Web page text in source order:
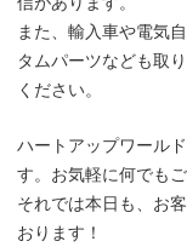
また、輸入車や電気
タムパーツなども取
ください。
ハートアップワール
す。お気軽に何でもご
それでは本日も、お
おります！